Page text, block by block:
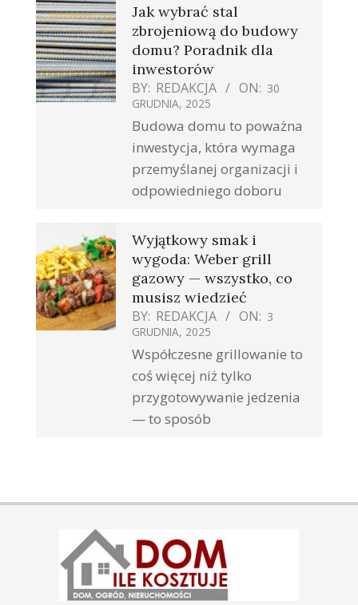
Jak wybrać stal
zbrojeniową do budowy
domu? Poradnik dla
inwestorów
BY: REDAKCJA ON: 30
GRUDNIA, 2025
Budowa domu to poważna
inwestycja, która wymaga
przemyślanej organizacji i
odpowiedniego doboru
Wyjątkowy smak i
wygoda: Weber grill
gazowy — wszystko, co
musisz wiedzieć
BY: REDAKCJA ON: 3
GRUDNIA, 2025
Współczesne grillowanie to
coś więcej niż tylko
przygotowywanie jedzenia
— to sposób